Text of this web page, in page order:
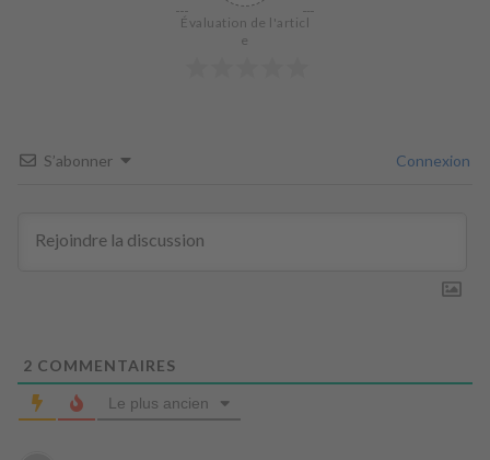
Évaluation de l'articl
e
S’abonner Connexion
2 COMMENTAIRES
Le plus ancien